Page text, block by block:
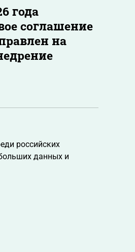
года
соглашение
на
российских
данных и